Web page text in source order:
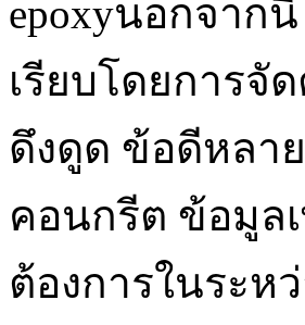
epoxyนอกจาก
เรียบโดยการจั
ดึงดูด ข้อดีหลา
คอนกรีต ข้อมูล
ต้องการในระห